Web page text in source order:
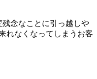
念なことに引っ越しや
れなくなってしまうお客